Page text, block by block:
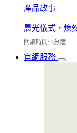
產品故事
晨光儀式，煥
閱讀時間: 3分鐘
官網服務